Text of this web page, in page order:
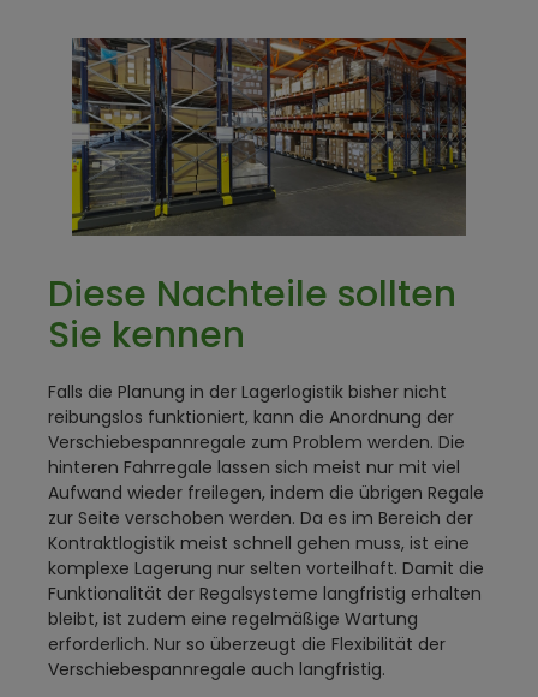
Diese Nachteile sollten
Sie kennen
Falls die Planung in der Lagerlogistik bisher nicht
reibungslos funktioniert, kann die Anordnung der
Verschiebespannregale zum Problem werden. Die
hinteren Fahrregale lassen sich meist nur mit viel
Aufwand wieder freilegen, indem die übrigen Regale
zur Seite verschoben werden. Da es im Bereich der
Kontraktlogistik meist schnell gehen muss, ist eine
komplexe Lagerung nur selten vorteilhaft. Damit die
Funktionalität der Regalsysteme langfristig erhalten
bleibt, ist zudem eine regelmäßige Wartung
erforderlich. Nur so überzeugt die Flexibilität der
Verschiebespannregale auch langfristig.